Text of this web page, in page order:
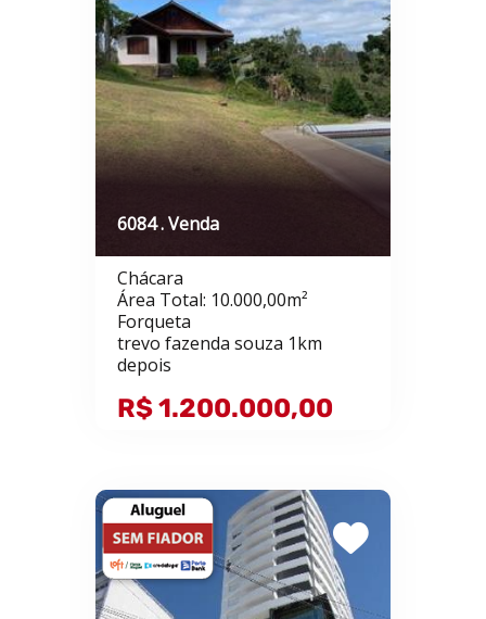
6084 . Venda
Chácara
Área Total: 10.000,00m²
Forqueta
trevo fazenda souza 1km
depois
R$ 1.200.000,00